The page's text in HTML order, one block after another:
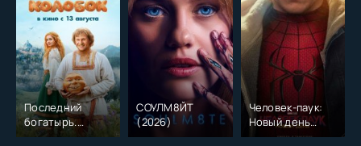
Последний
богатырь.
Колобок (2026)
СОУЛМ8ЙТ
(2026)
Человек-паук:
Новый день
(2026)